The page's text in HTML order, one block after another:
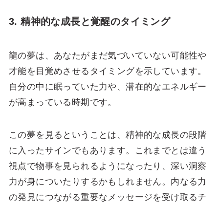
3. 精神的な成長と覚醒のタイミング
龍の夢は、あなたがまだ気づいていない可能性や
才能を目覚めさせるタイミングを示しています。
自分の中に眠っていた力や、潜在的なエネルギー
が高まっている時期です。
この夢を見るということは、精神的な成長の段階
に入ったサインでもあります。これまでとは違う
視点で物事を見られるようになったり、深い洞察
力が身についたりするかもしれません。内なる力
の発見につながる重要なメッセージを受け取るチ